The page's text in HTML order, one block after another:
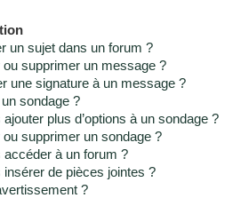
un sujet dans un forum ?
supprimer un message ?
une signature à un message ?
sondage ?
plus d’options à un sondage ?
supprimer un sondage ?
accéder à un forum ?
de pièces jointes ?
?